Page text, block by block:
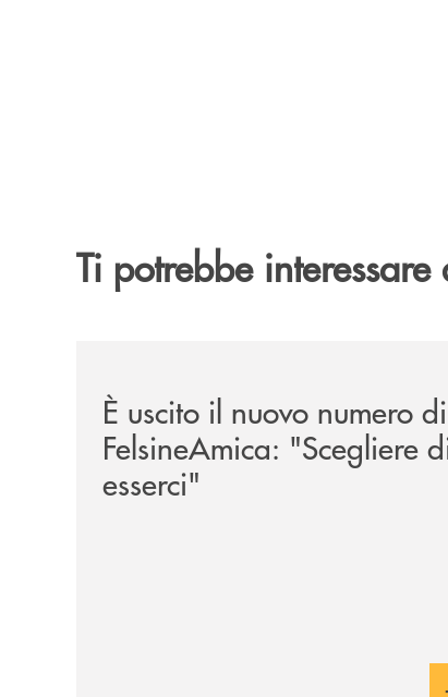
Ti potrebbe interessare
È uscito il nuovo numero di
FelsineAmica: "Scegliere
esserci"